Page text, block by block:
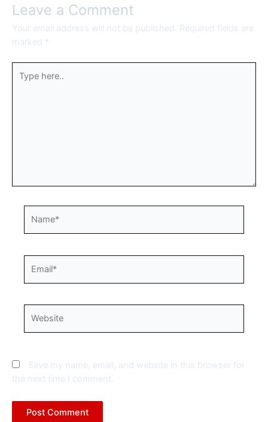
Leave a Comment
Your email address will not be published.
Required fields are
marked *
here..
Save my name, email, and website in this browser for
the next time I comment.